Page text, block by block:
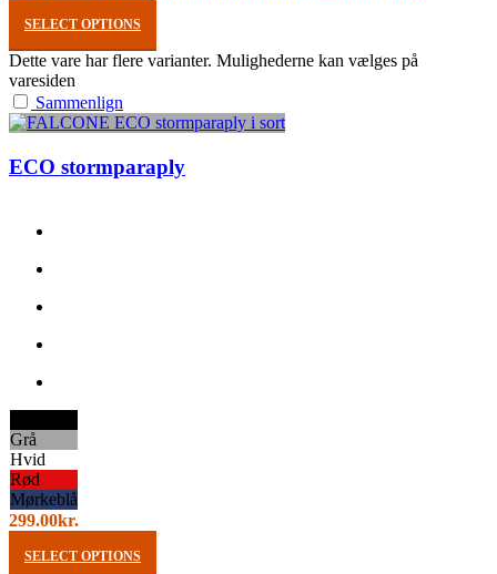
SELECT OPTIONS
Dette vare har flere varianter. Mulighederne kan vælges på
varesiden
Sammenlign
ECO stormparaply
Grå
Hvid
Rød
Mørkeblå
299.00kr.
SELECT OPTIONS